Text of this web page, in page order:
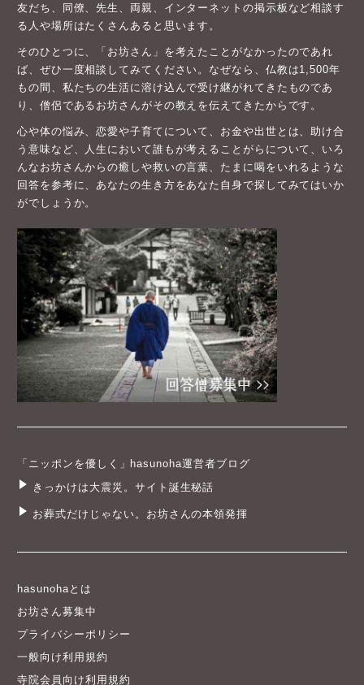
友だち、同僚、先生、両親、インターネットの掲示板など相談す
る人や場所はたくさんあると思います。
そのひとつに、「お坊さん」を考えたことがなかったのであれ
ば、ぜひ一度相談してみてください。なぜなら、仏教は1,500年
もの間、私たちの生活に溶け込んで受け継がれてきたものであ
り、僧侶であるお坊さんがその教えを伝えてきたからです。
心や体の悩み、恋愛や子育てについて、お金や出世とは、助け合
う意味など、人生において誰もが考えることがらについて、いろ
んなお坊さんからの癒しや救いの言葉、たまに喝をいれるような
回答を参考に、あなたの生き方をあなた自身で探してみてはいか
がでしょうか。
「ニッポンを優しく」hasunoha運営者ブログ
きっかけは大震災。サイト誕生秘話
お葬式だけじゃない。お坊さんの本領発揮
hasunohaとは
お坊さん募集中
プライバシーポリシー
一般向け利用規約
寺院会員向け利用規約